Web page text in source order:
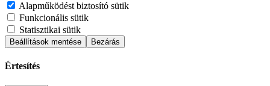
Alapműködést biztosító sütik
Funkcionális sütik
Statisztikai sütik
Beállítások mentése Bezárás
Értesítés